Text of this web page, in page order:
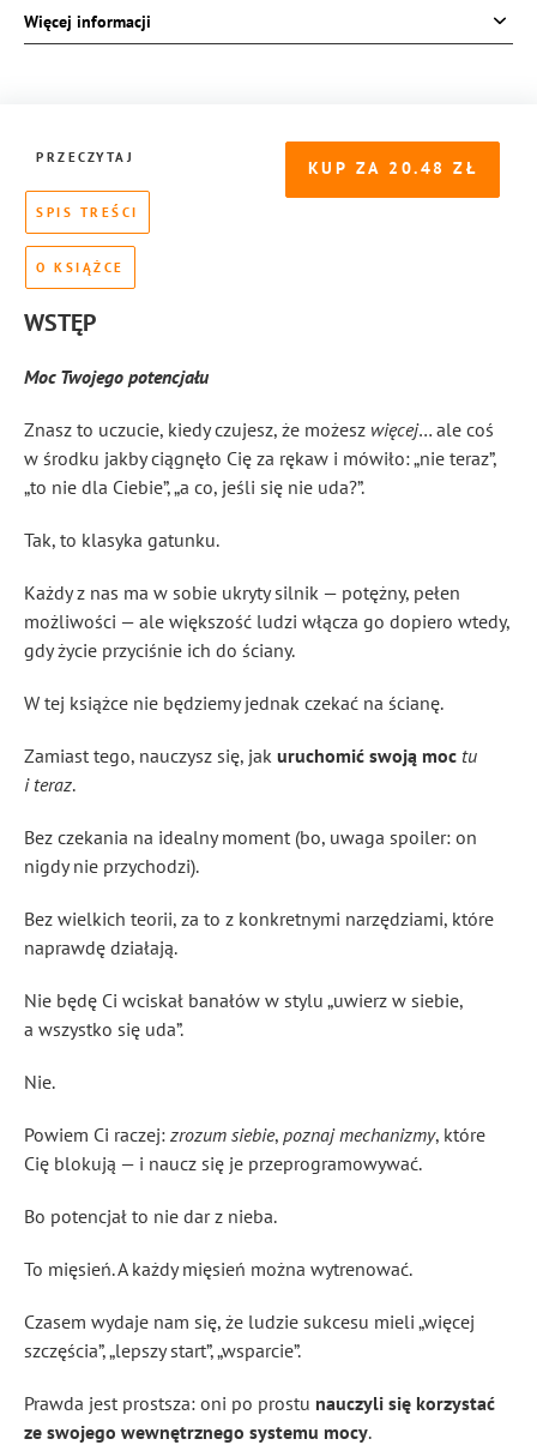
ISBN:
978-83-8455-100-4
Więcej informacji
KUP ZA 20.48
PRZECZYTAJ
SPIS TREŚCI
O KSIĄŻCE
WSTĘP
Moc Twojego potencjału
Znasz to uczucie, kiedy czujesz, że możesz więcej… ale coś
w środku jakby ciągnęło Cię za rękaw i mówiło: „nie teraz”,
„to nie dla Ciebie”, „a co, jeśli się nie uda?”.
Tak, to klasyka gatunku.
Każdy z nas ma w sobie ukryty silnik — potężny, pełen
możliwości — ale większość ludzi włącza go dopiero wtedy,
gdy życie przyciśnie ich do ściany.
W tej książce nie będziemy jednak czekać na ścianę.
Zamiast tego, nauczysz się, jak uruchomić swoją moc tu
i teraz.
Bez czekania na idealny moment (bo, uwaga spoiler: on
nigdy nie przychodzi).
Bez wielkich teorii, za to z konkretnymi narzędziami, które
naprawdę działają.
Nie będę Ci wciskał banałów w stylu „uwierz w siebie,
a wszystko się uda”.
Nie.
Powiem Ci raczej: zrozum siebie, poznaj mechanizmy, które
Cię blokują — i naucz się je przeprogramowywać.
Bo potencjał to nie dar z nieba.
To mięsień. A każdy mięsień można wytrenować.
Czasem wydaje nam się, że ludzie sukcesu mieli „więcej
szczęścia”, „lepszy start”, „wsparcie”.
Prawda jest prostsza: oni po prostu nauczyli się korzystać
ze swojego wewnętrznego systemu mocy.